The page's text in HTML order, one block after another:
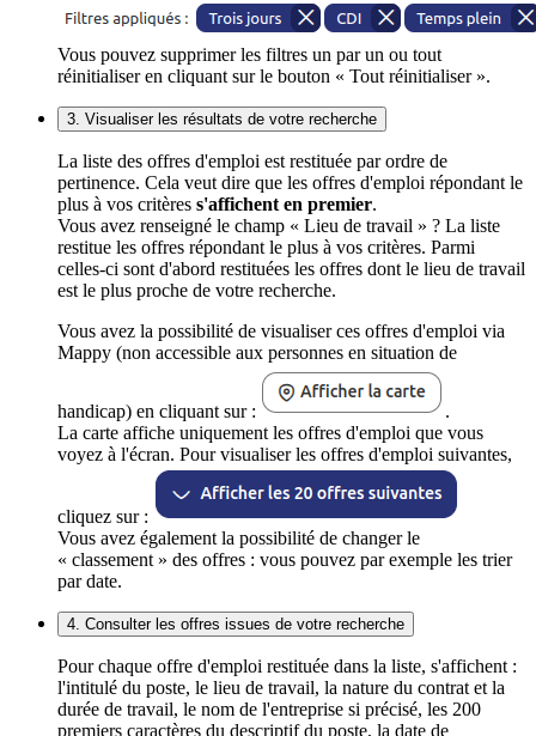
Vous pouvez supprimer les filtres un par un ou tout
réinitialiser en cliquant sur le bouton « Tout réinitialiser ».
3. Visualiser les résultats de votre recherche
La liste des offres d'emploi est restituée par ordre de
pertinence. Cela veut dire que les offres d'emploi répondant le
plus à vos critères s'affichent en premier.
Vous avez renseigné le champ « Lieu de travail » ? La liste
restitue les offres répondant le plus à vos critères. Parmi
celles-ci sont d'abord restituées les offres dont le lieu de travail
est le plus proche de votre recherche.
Vous avez la possibilité de visualiser ces offres d'emploi via
Mappy (non accessible aux personnes en situation de
handicap) en cliquant sur :
.
La carte affiche uniquement les offres d'emploi que vous
voyez à l'écran. Pour visualiser les offres d'emploi suivantes,
cliquez sur :
Vous avez également la possibilité de changer le
« classement » des offres : vous pouvez par exemple les trier
par date.
4. Consulter les offres issues de votre recherche
Pour chaque offre d'emploi restituée dans la liste, s'affichent :
l'intitulé du poste, le lieu de travail, la nature du contrat et la
durée de travail, le nom de l'entreprise si précisé, les 200
premiers caractères du descriptif du poste, la date de